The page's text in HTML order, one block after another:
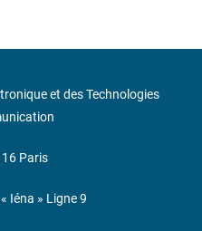
et des Technologies
Paris
Iéna » Ligne 9